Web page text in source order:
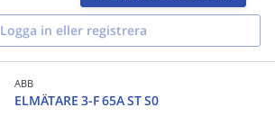
Logga in eller registrera
ABB
ELMÄTARE 3-F 65A ST S0